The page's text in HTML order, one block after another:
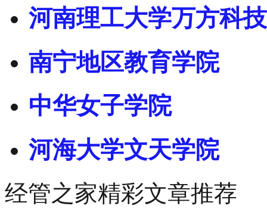
河南理工大学万方科
南宁地区教育学院
中华女子学院
河海大学文天学院
经管之家精彩文章推荐